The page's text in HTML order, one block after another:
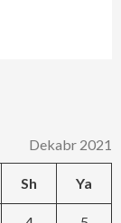
Dekabr 2021
Sh Ya